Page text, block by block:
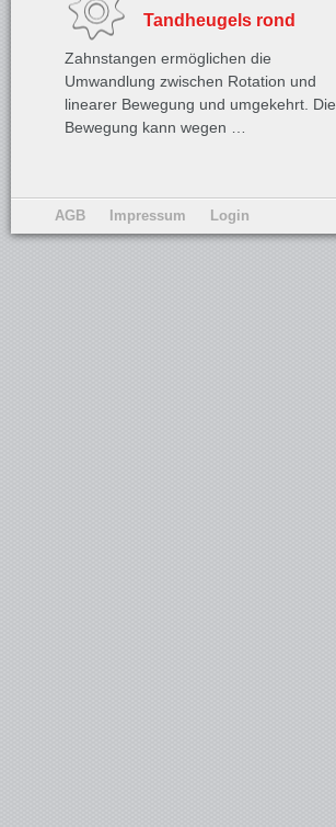
Tandheugels rond
Zahnstangen ermöglichen die
Umwandlung zwischen Rotation und
linearer Bewegung und umgekehrt. Die
Bewegung kann wegen …
AGB Impressum Login